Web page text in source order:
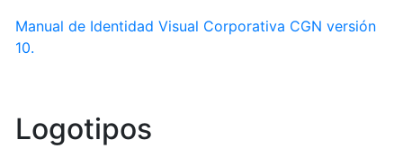
Manual de Identidad Visual Corporativa CGN versión
10.
Logotipos